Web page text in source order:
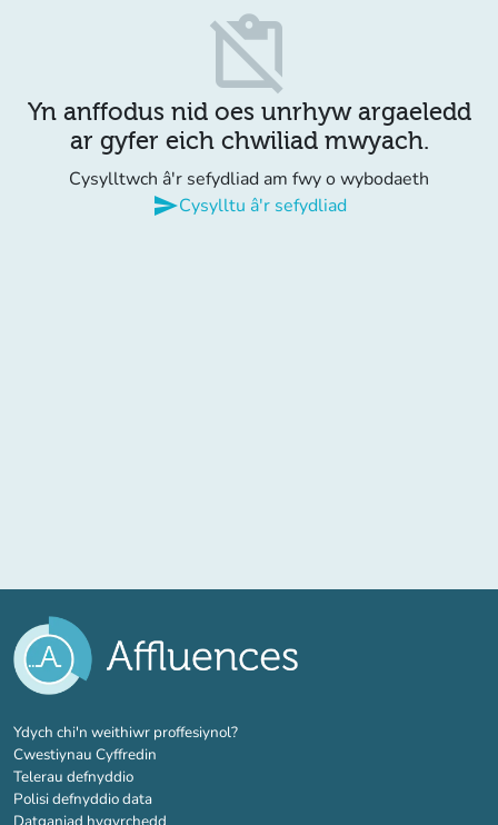
content_paste_off
Yn anffodus nid oes unrhyw argaeledd
ar gyfer eich chwiliad mwyach.
Cysylltwch â'r sefydliad am fwy o wybodaeth
sendCysylltu â'r sefydliad
Ydych chi'n weithiwr proffesiynol?(tab newydd)
Cwestiynau Cyffredin
Telerau defnyddio
Polisi defnyddio data